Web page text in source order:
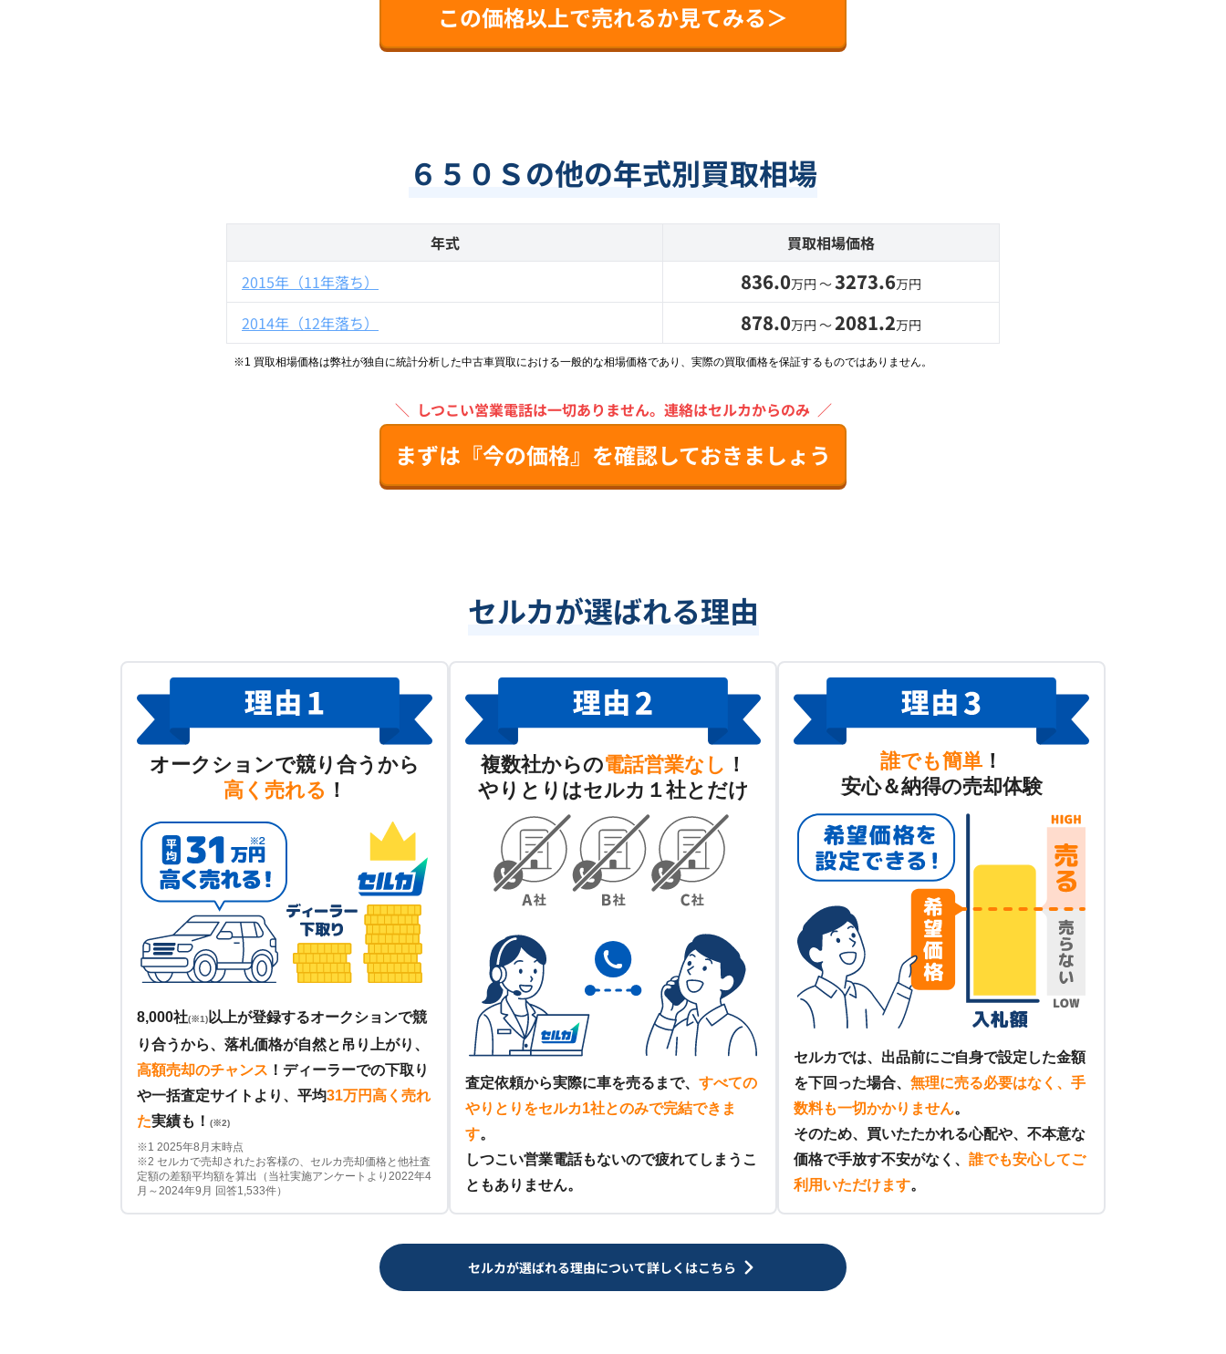
この価格以上で売れるか見てみる＞
６５０Ｓの他の年式別買取相場
年式
買取相場価格
2015年（11年落ち）
836.0万円 〜3273.6万円
2014年（12年落ち） 878.0万円 〜2081.2万円
※1 買取相場価格は弊社が独自に統計分析した中古車買取における一般的な相場価格であり、実際の買取価格を保証するものではありません。
＼ しつこい営業電話は一切ありません。 連絡はセルカからのみ ／
まずは『今の価格』を確認しておきましょう
セルカが選ばれる理由
オークションで競り合うから
高く売れる ！
8,000社(※1) 以上が登録するオークションで競
り合うから、落札価格が自然と吊り上がり、
高額売却のチャンス ！ ディーラーでの下取り
や一括査定サイトより、平均31万円高く売れ
た実績も！ (※2)
※1 2025年8月末時点
※2 セルカで売却されたお客様の、セルカ売却価格と他社査
定額の差額平均額を算出（当社実施アンケートより2022年4
月～2024年9月 回答1,533件）
複数社からの電話営業なし ！
やりとりはセルカ１社とだけ
査定依頼から実際に車を売るまで、 すべての
やりとりをセルカ1社とのみで完結できま
す。
しつこい営業電話もないので疲れてしまうこ
ともありません。
誰でも簡単 ！
安心＆納得の売却体験
セルカでは、出品前にご自身で設定した金額
を下回った場合、 無理に売る必要はなく、手
数料も一切かかりません。
そのため、買いたたかれる心配や、不本意な
価格で手放す不安がなく、 誰でも安心してご
利用いただけます。
セルカが選ばれる理由について詳しくはこちら